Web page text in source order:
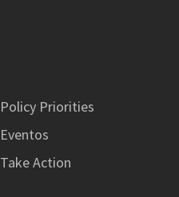
Policy Priorities
Eventos
Take Action